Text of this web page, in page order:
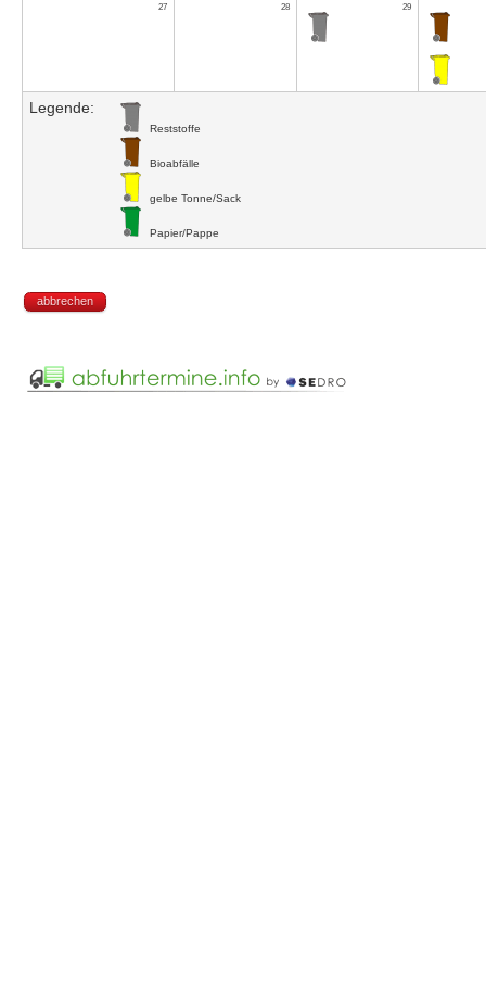
27 28 29
Legende:
Reststoffe
Bioabfälle
gelbe Tonne/Sack
Papier/Pappe
abbrechen